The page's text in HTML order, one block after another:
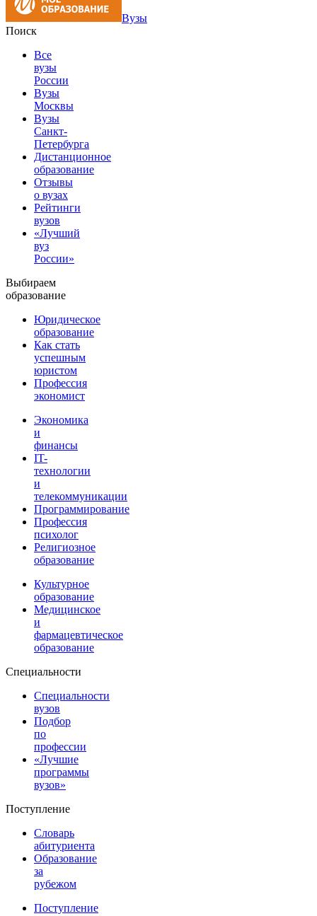
Вузы
Поиск
Все
вузы
России
Вузы
Москвы
Вузы
Санкт-
Петербурга
Дистанционное
образование
Отзывы
о вузах
Рейтинги
вузов
«Лучший
вуз
России»
Выбираем
образование
Юридическое
образование
Как стать
успешным
юристом
Профессия
экономист
Экономика
и
финансы
IT-
технологии
и
телекоммуникации
Программирование
Профессия
психолог
Религиозное
образование
Культурное
образование
Медицинское
и
фармацевтическое
образование
Специальности
Специальности
вузов
Подбор
по
профессии
«Лучшие
программы
вузов»
Поступление
Словарь
абитуриента
Образование
за
рубежом
Поступление